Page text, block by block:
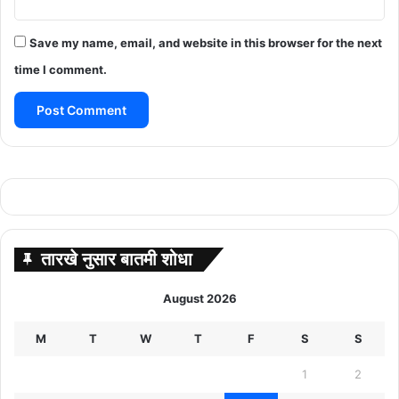
Save my name, email, and website in this browser for the next
time I comment.
तारखे नुसार बातमी शोधा
August 2026
M T W T F S S
1 2